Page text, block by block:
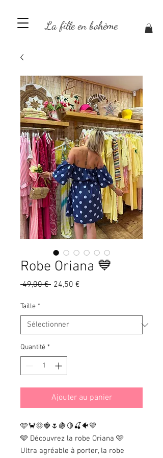
La fille en bohème
Robe Oriana 💙
49,00 € Prix
24,50 €
Taille *
Quantité *
Ajouter au panier
🩷🦀🌞🍓🌷🍇🍋🍒🐠💛
🩵 Découvrez la robe Oriana 🩷
Ultra agréable à porter, la robe